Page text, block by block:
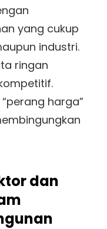
yang cukup
industri.
ringan
harga”
dan